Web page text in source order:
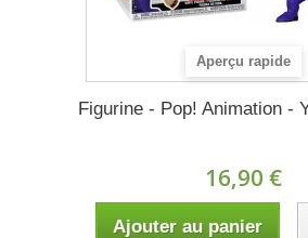
Aperçu rapide
Figurine - Pop! Animation -
16,90 €
Ajouter au panier